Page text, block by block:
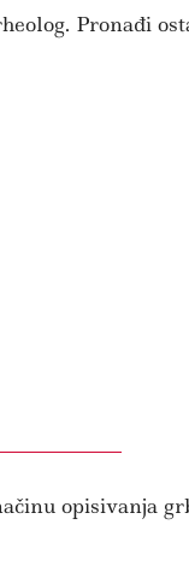
Pronađi
opisivanja